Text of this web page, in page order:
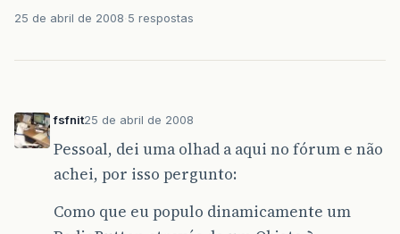
25 de abril de 2008 5 respostas
fsfnit25 de abril de 2008
Pessoal, dei uma olhad a aqui no fórum e não
achei, por isso pergunto:
Como que eu populo dinamicamente um